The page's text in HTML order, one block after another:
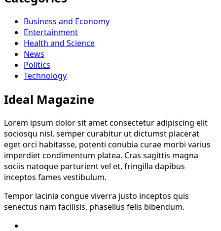
Business and Economy
Entertainment
Health and Science
News
Politics
Technology
Ideal Magazine
Lorem ipsum dolor sit amet consectetur adipiscing elit
sociosqu nisl, semper curabitur ut dictumst placerat
eget orci habitasse, potenti conubia curae morbi varius
imperdiet condimentum platea. Cras sagittis magna
sociis natoque parturient vel et, fringilla dapibus
inceptos fames vestibulum.
Tempor lacinia congue viverra justo inceptos quis
senectus nam facilisis, phasellus felis bibendum.